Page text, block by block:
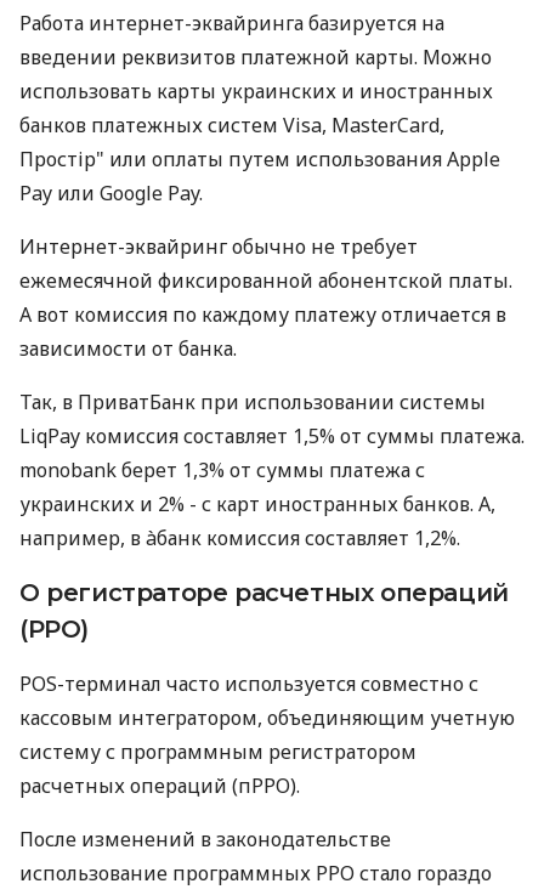
Работа интернет-эквайринга базируется на
введении реквизитов платежной карты. Можно
использовать карты украинских и иностранных
банков платежных систем Visa, MasterCard,
Простір" или оплаты путем использования Apple
Pay или Google Pay.
Интернет-эквайринг обычно не требует
ежемесячной фиксированной абонентской платы.
А вот комиссия по каждому платежу отличается в
зависимости от банка.
Так, в ПриватБанк при использовании системы
LiqPay комиссия составляет 1,5% от суммы платежа.
monobank берет 1,3% от суммы платежа с
украинских и 2% - с карт иностранных банков. А,
например, в àбанк комиссия составляет 1,2%.
О регистраторе расчетных операций
(РРО)
POS-терминал часто используется совместно с
кассовым интегратором, объединяющим учетную
систему с программным регистратором
расчетных операций (пРРО).
После изменений в законодательстве
использование программных РРО стало гораздо